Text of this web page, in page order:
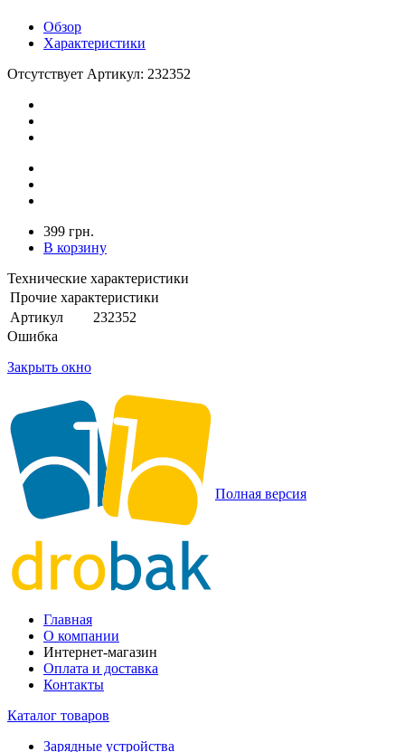
Обзор
Характеристики
Отсутствует Артикул: 232352
399 грн.
В корзину
Технические характеристики
Прочие характеристики
Артикул
232352
Ошибка
Закрыть окно
Полная версия
Главная
О компании
Интернет-магазин
Оплата и доставка
Контакты
Каталог товаров
Зарядные устройства